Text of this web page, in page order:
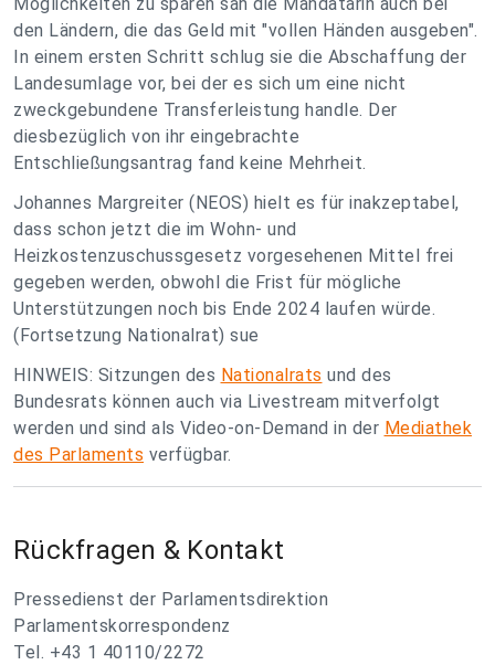
den Ländern, die das Geld mit "vollen Händen ausgeben".
In einem ersten Schritt schlug sie die Abschaffung der
Landesumlage vor, bei der es sich um eine nicht
zweckgebundene Transferleistung handle. Der
diesbezüglich von ihr eingebrachte
Entschließungsantrag fand keine Mehrheit.
Johannes Margreiter (NEOS) hielt es für inakzeptabel,
dass schon jetzt die im Wohn- und
Heizkostenzuschussgesetz vorgesehenen Mittel frei
gegeben werden, obwohl die Frist für mögliche
Unterstützungen noch bis Ende 2024 laufen würde.
(Fortsetzung Nationalrat) sue
HINWEIS: Sitzungen des Nationalrats und des
Bundesrats können auch via Livestream mitverfolgt
werden und sind als Video-on-Demand in der Mediathek
des Parlaments verfügbar.
Rückfragen & Kontakt
Pressedienst der Parlamentsdirektion
Parlamentskorrespondenz
Tel. +43 1 40110/2272